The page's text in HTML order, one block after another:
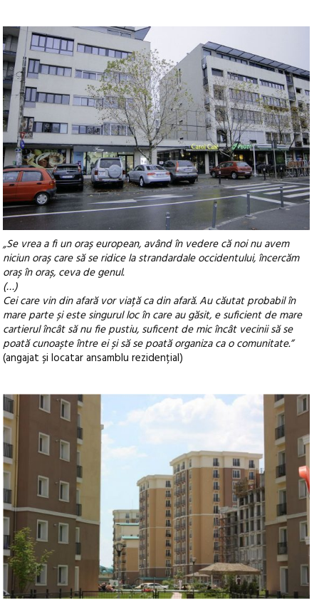
„Se vrea a fi un oraș european, având în vedere că noi nu avem
niciun oraș care să se ridice la strandardale occidentului, încercăm
oraș în oraș, ceva de genul.
(…)
Cei care vin din afară vor viață ca din afară. Au căutat probabil în
mare parte și este singurul loc în care au găsit, e suficient de mare
cartierul încât să nu fie pustiu, suficent de mic încât vecinii să se
poată cunoaște între ei și să se poată organiza ca o comunitate.”
(angajat și locatar ansamblu rezidențial)